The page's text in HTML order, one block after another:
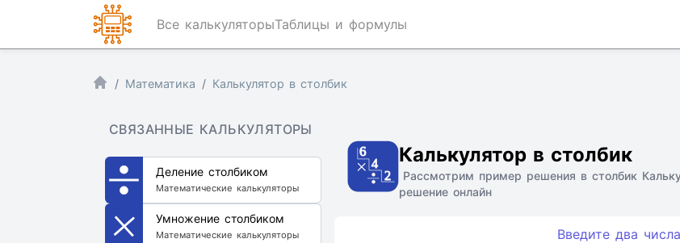
Все калькуляторыТаблицы и формулы
Математика Калькулятор в столбик
СВЯЗАННЫЕ КАЛЬКУЛЯТОРЫ
Деление столбиком
Математические калькуляторы
Умножение столбиком
Математические калькуляторы
Калькулятор в столбик
Рассмотрим пример решения в столбик
решение онлайн
Введите два